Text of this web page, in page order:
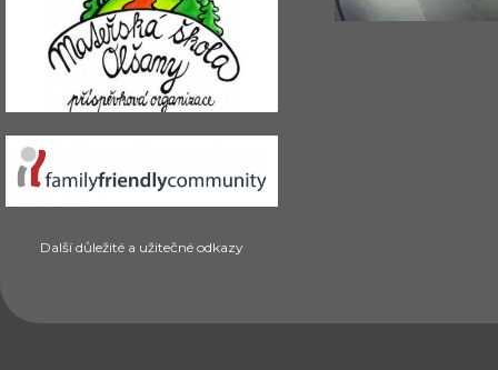
Další důležité a užitečné odkazy